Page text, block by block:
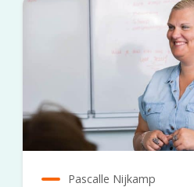
Pascalle Nijkamp